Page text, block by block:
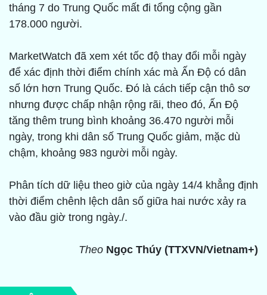
tháng 7 do Trung Quốc mất đi tổng cộng gần
178.000 người.
MarketWatch đã xem xét tốc độ thay đổi mỗi ngày
để xác định thời điểm chính xác mà Ấn Độ có dân
số lớn hơn Trung Quốc. Đó là cách tiếp cận thô sơ
nhưng được chấp nhận rộng rãi, theo đó, Ấn Độ
tăng thêm trung bình khoảng 36.470 người mỗi
ngày, trong khi dân số Trung Quốc giảm, mặc dù
chậm, khoảng 983 người mỗi ngày.
Phân tích dữ liệu theo giờ của ngày 14/4 khẳng định
thời điểm chênh lệch dân số giữa hai nước xảy ra
vào đầu giờ trong ngày./.
Theo Ngọc Thúy (TTXVN/Vietnam+)